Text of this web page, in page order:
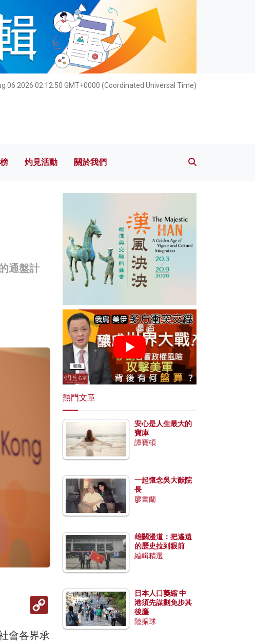
06 2026 02:12:52 GMT+0000 (Coordinated Universal Time)
家榜 灼見活動 關於我們
灼見活動 關於我們
通盤計
Copy
會各界承
熱門文章
安心是人生最大的
寶庫
譚寶碩
一起懷念吳大猷院
長
廖書蘭
雄關漫道：把遙遠
的歷史拉到眼前
編輯精選
日本人口萎縮 中
港須先謀劃免步其
後塵
陸振球